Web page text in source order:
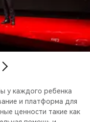
у каждого ребенка
и платформа для
ценности такие как